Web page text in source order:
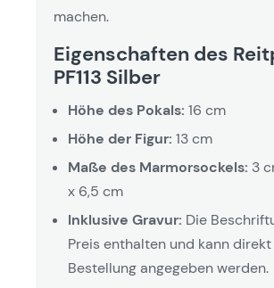
machen.
Eigenschaften des
PF113 Silber
Höhe des Pokals: 16 cm
Höhe der Figur: 13 cm
Maße des Marmorsockels: 3
x 6,5 cm
Inklusive Gravur: Die
Preis enthalten und kann
Bestellung angegeben werden.